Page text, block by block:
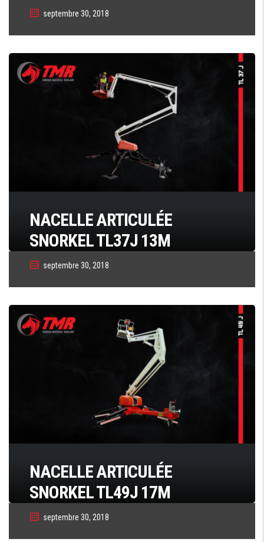
septembre 30, 2018
NACELLE ARTICULÉE
SNORKEL TL37J 13M
septembre 30, 2018
NACELLE ARTICULÉE
SNORKEL TL49J 17M
septembre 30, 2018